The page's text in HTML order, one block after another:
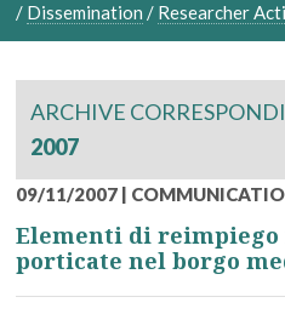
/ Dissemination / Researcher
ARCHIVE
2007
09/11/2007 |
Elementi di
porticate nel borgo